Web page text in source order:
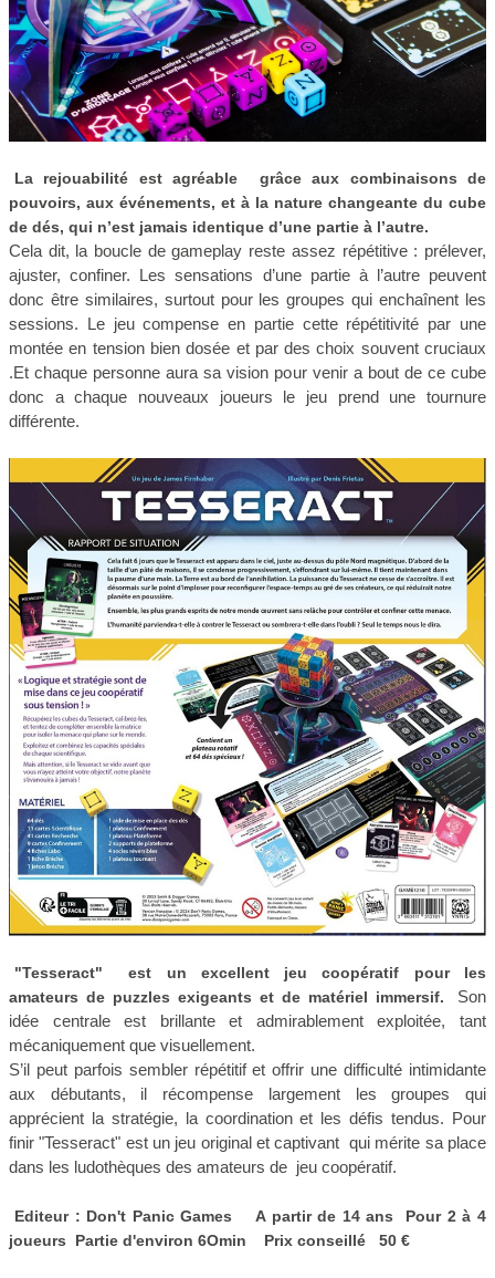
La rejouabilité est agréable
grâce aux combinaisons de
pouvoirs, aux événements, et à la nature changeante du cube
de dés, qui n’est jamais identique d’une partie à l’autre.
Cela dit, la boucle de gameplay reste assez répétitive : prélever,
ajuster, confiner. Les sensations d’une partie à l’autre peuvent
donc être similaires, surtout pour les groupes qui enchaînent les
sessions. Le jeu compense en partie cette répétitivité par une
montée en tension bien dosée et par des choix souvent cruciaux
.Et chaque personne aura sa vision pour venir a bout de ce cube
donc a chaque nouveaux joueurs le jeu prend une tournure
différente.
"Tesseract"
est un excellent jeu coopératif pour les
amateurs de puzzles exigeants et de matériel immersif.
Son
idée centrale est brillante et admirablement exploitée, tant
mécaniquement que visuellement.
S’il peut parfois sembler répétitif et offrir une difficulté intimidante
aux débutants, il récompense largement les groupes qui
apprécient la stratégie, la coordination et les défis tendus. Pour
finir "Tesseract" est un jeu original et captivant qui mérite sa place
dans les ludothèques des amateurs de jeu coopératif.
Editeur : Don't Panic Games A partir de 14 ans Pour 2 à 4
joueurs Partie d'environ 6Omin Prix conseillé 50 €